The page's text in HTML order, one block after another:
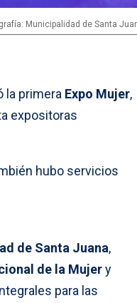
Municipalidad de Santa
la primera Expo Mujer,
expositoras
hubo servicios
de Santa Juana,
de la Mujery
para las